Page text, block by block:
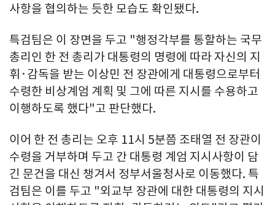
사항을 협의하는 듯한 모습도 확인됐다.
특검팀은 이 장면을 두고 "행정각부를 통할하는 국무
총리인 한 전 총리가 대통령의 명령에 따라 자신의 지
휘·감독을 받는 이상민 전 장관에게 대통령으로부터
수령한 비상계엄 계획 및 그에 따른 지시를 수용하고
이행하도록 했다"고 판단했다.
이어 한 전 총리는 오후 11시 5분쯤 조태열 전 장관이
수령을 거부하며 두고 간 대통령 계엄 지시사항이 담
긴 문건을 대신 챙겨서 정부서울청사로 이동했다. 특
검팀은 이를 두고 "외교부 장관에 대한 대통령의 지시